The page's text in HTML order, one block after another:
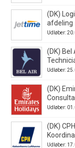
(DK)
afdeling
Udløber:
(DK)
Udløber:
(DK)
Udløber:
(DK)
Udløber: